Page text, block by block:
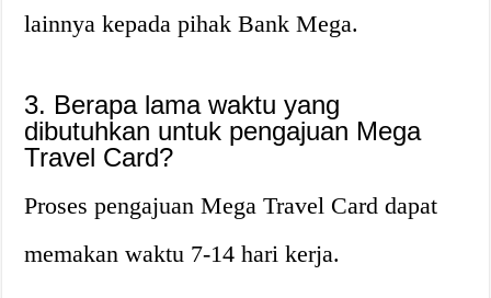
lainnya kepada pihak Bank Mega.
3. Berapa lama waktu yang
dibutuhkan untuk pengajuan Mega
Travel Card?
Proses pengajuan Mega Travel Card dapat
memakan waktu 7-14 hari kerja.